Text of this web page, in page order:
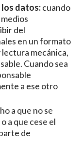
los datos:cuando
del
en un formato
mecánica,
Cuando sea
a ese otro
a que no se
a que cese el
de